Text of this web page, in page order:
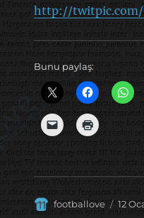
http://twitpic.com/
Bunu paylaş:
Yazar
footballove
Yayın
12